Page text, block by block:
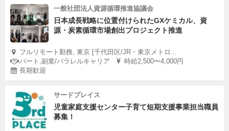
一般社団法人資源循環推進協議会
日本成長戦略に位置付けられたGXケミカル、資
源・炭素循環市場創出プロジェクト推進
フルリモート勤務, 東京 [千代田区/JR・東京メトロ...
パート,副業/パラレルキャリア
時給2,500〜4,000円
長期歓迎
サードプレイス
児童家庭支援センター子育て短期支援事業担当職員
募集！